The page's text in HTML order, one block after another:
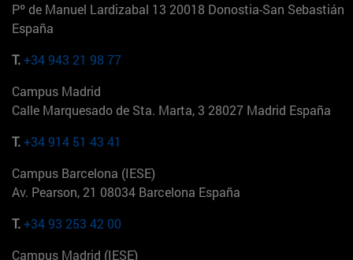
Pº de Manuel Lardizabal 13 20018 Donostia-San Sebastián
España
T.+34 943 21 98 77
Campus Madrid
Calle Marquesado de Sta. Marta, 3 28027 Madrid España
T.+34 914 51 43 41
Campus Barcelona (IESE)
Av. Pearson, 21 08034 Barcelona España
T.+34 93 253 42 00
Campus Madrid (IESE)